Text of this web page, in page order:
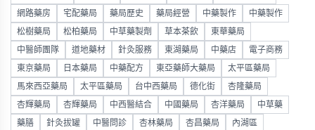
網路藥房 宅配藥局 藥局歷史 藥局經營 中藥製作 中藥製作
松樹藥局 松柏藥局 中草藥製劑 草本茶飲 東華藥局
中醫師團隊 道地藥材 針灸服務 東湖藥局 中藥店 電子商務
東京藥局 日本藥局 中藥配方 東亞藥師大藥局 太平區藥局
馬來西亞藥局 太平區藥局 台中西藥局 德化街 杏隆藥局
杏輝藥局 杏輝藥局 中西醫結合 中國藥局 杏洋藥局 中草藥
藥膳 針灸拔罐 中醫問診 杏林藥局 杏昌藥局 內湖區